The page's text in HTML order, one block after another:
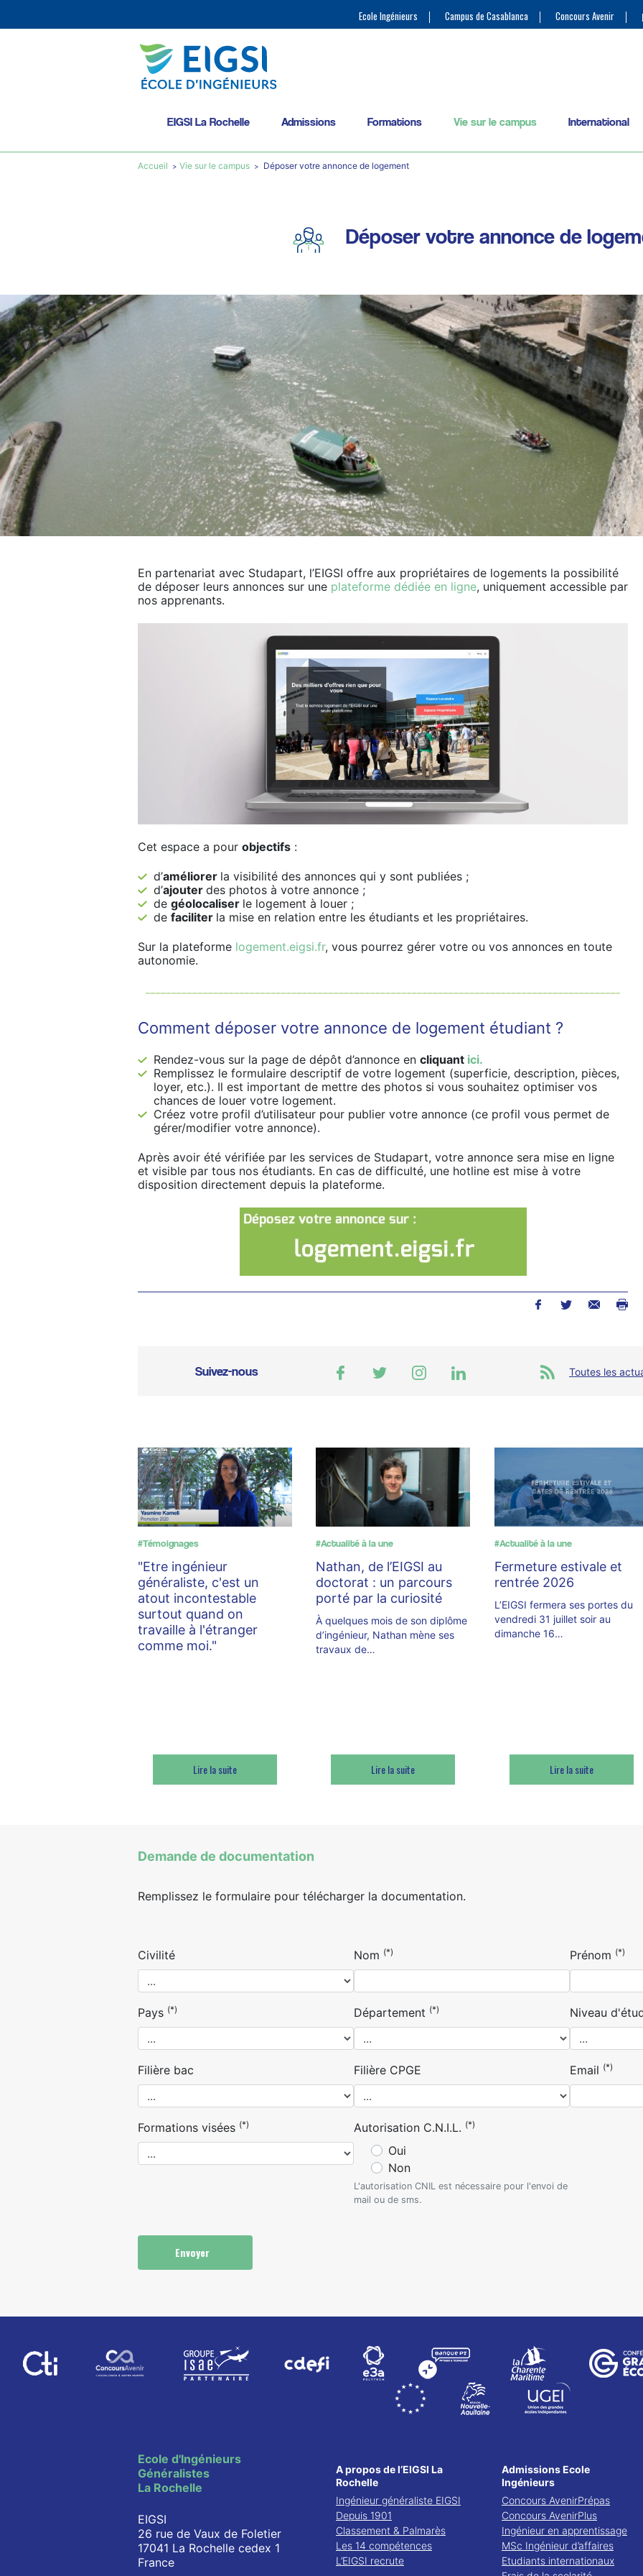
Ecole Ingénieurs Campus de Casablanca Concours Avenir
EIGSI La Rochelle Admissions Formations Vie sur le campus International
Accueil Vie sur le campus Déposer votre annonce de logement
Déposer votre annonce de
En partenariat avec Studapart, l’EIGSI offre aux propriétaires de logements la possibilité
de déposer leurs annonces sur une plateforme dédiée en ligne, uniquement accessible par
nos apprenants.
Cet espace a pour objectifs :
d’améliorer la visibilité des annonces qui y sont publiées ;
d’ajouter des photos à votre annonce ;
de géolocaliser le logement à louer ;
de faciliter la mise en relation entre les étudiants et les propriétaires.
Sur la plateforme logement.eigsi.fr, vous pourrez gérer votre ou vos annonces en toute
autonomie.
Comment déposer votre annonce de logement étudiant ?
Rendez-vous sur la page de dépôt d’annonce en cliquant ici.
Remplissez le formulaire descriptif de votre logement (superficie, description, pièces,
loyer, etc.). Il est important de mettre des photos si vous souhaitez optimiser vos
chances de louer votre logement.
Créez votre profil d’utilisateur pour publier votre annonce (ce profil vous permet de
gérer/modifier votre annonce).
Après avoir été vérifiée par les services de Studapart, votre annonce sera mise en ligne
et visible par tous nos étudiants. En cas de difficulté, une hotline est mise à votre
disposition directement depuis la plateforme.
Suivez-nous Toutes les
#Témoignages
"Etre ingénieur
généraliste, c'est un
atout incontestable
surtout quand on
travaille à l'étranger
comme moi."
Lire la suite
#Actualité à la une
Nathan, de l’EIGSI au
doctorat : un parcours
porté par la curiosité
À quelques mois de son diplôme
d’ingénieur, Nathan mène ses
travaux de…
Lire la suite
#Actualité à la une
Fermeture estivale et
rentrée 2026
L’EIGSI fermera ses portes du
vendredi 31 juillet soir au
dimanche 16…
Lire la suite
Demande de documentation
Remplissez le formulaire pour télécharger la documentation.
Civilité Nom (*) Prénom (*)
Pays (*) Département (*) Niveau
Filière bac Filière CPGE Email (*)
Formations visées (*) Autorisation C.N.I.L. (*)
Oui
Non
L'autorisation CNIL est nécessaire pour l'envoi de
mail ou de sms.
Envoyer
Ecole d'Ingénieurs
Généralistes
La Rochelle
EIGSI
26 rue de Vaux de Foletier
17041 La Rochelle cedex 1
France
A propos de l’EIGSI La
Rochelle
Ingénieur généraliste EIGSI
Depuis 1901
Classement & Palmarès
Les 14 compétences
L’EIGSI recrute
Admissions Ecole
Ingénieurs
Concours AvenirPrépas
Concours AvenirPlus
Ingénieur en apprentissage
MSc Ingénieur d’affaires
Etudiants internationaux